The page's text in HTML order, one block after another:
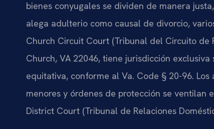
bienes conyugales se dividen de manera
alega adulterio como causal de divorcio,
Church Circuit Court (Tribunal del Circuito de
Church, VA 22046, tiene jurisdicción
equitativa, conforme al Va. Code § 20-96.
menores y órdenes de protección se ventilan
District Court (Tribunal de Relaciones